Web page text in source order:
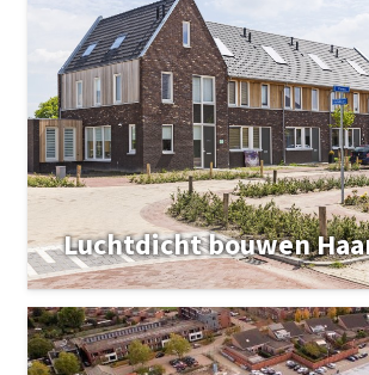
Luchtdicht bouwen